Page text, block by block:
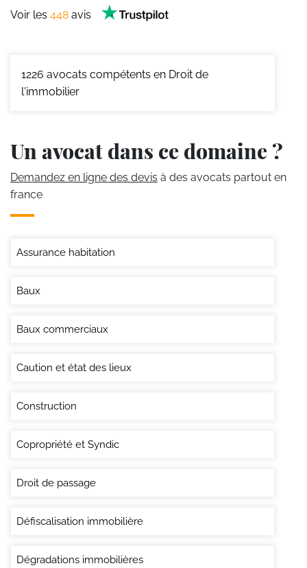
Voir les 448 avis
1226 avocats compétents en Droit de
l'immobilier
Un avocat dans ce domaine ?
Demandez en ligne des devis à des avocats partout en
france
Assurance habitation
Baux
Baux commerciaux
Caution et état des lieux
Construction
Copropriété et Syndic
Droit de passage
Défiscalisation immobilière
Dégradations immobilières